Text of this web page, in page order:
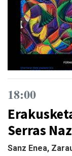
18:00
Serras
Sanz Enea,